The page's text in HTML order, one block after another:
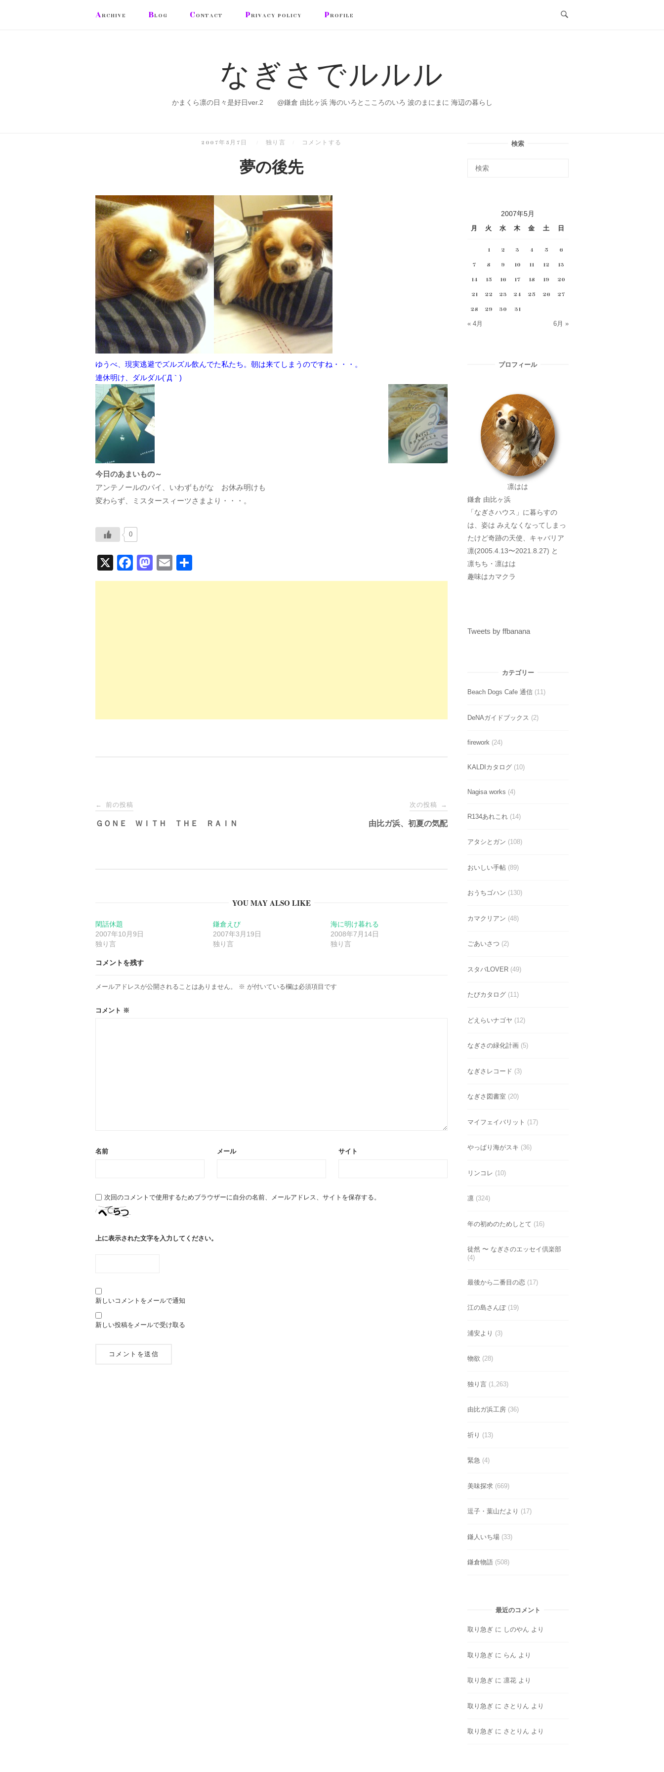
ARCHIVE BLOG CONTACT PRIVACY POLICY PROFILE
なぎさでルルル
かまくら凛の日々是好日ver.2 @鎌倉 由比ヶ浜 海のいろとこころのいろ 波のまにまに 海辺の暮らし
2007年5月7日 独り言 コメントする
夢の後先
ゆうべ、現実逃避でズルズル飲んでた私たち。朝は来てしまうのですね・・・。
連休明け、ダルダル(´Д｀)
今日のあまいもの～
アンテノールのパイ、いわずもがな お休み明けも
変わらず、ミスタースィーツさまより・・・。
0
X
F
a
M
a
E
m 有
投
稿
ー
シ
ョ
ン
← 前の投稿
ＧＯＮＥ ＷＩＴＨ ＴＨＥ ＲＡＩＮ
次の投稿 →
由比ガ浜、初夏の気配
YOU MAY ALSO LIKE
閑話休題
2007年10月9日
独り言
鎌倉えび
2007年3月19日
独り言
海に明け暮れる
2008年7月14日
独り言
コメントを残す
メールアドレスが公開されることはありません。 ※ が付いている欄は必須項目です
コメント ※
名前 メール サイト
次回のコメントで使用するためブラウザーに自分の名前、メールアドレス、サイトを保存する。
上に表示された文字を入力してください。
新しいコメントをメールで通知
新しい投稿をメールで受け取る
検索
2007年5月
月 火 水 木 金 土 日
1 2 3 4 5
6
7
8 9 10 11 12
13
14
15 16 17 18 19
20
21
22 23 24 25 26
27
28
29 30 31
« 4月 6月 »
プロフィール
凛はは
鎌倉 由比ヶ浜
「なぎさハウス」に暮らすの
は、姿は みえなくなってしまっ
たけど奇跡の天使、キャバリア
凛(2005.4.13〜2021.8.27) と
凛ちち・凛はは
趣味はカマクラ
Tweets by ffbanana
カテゴリー
Beach Dogs Cafe 通信(11)
DeNAガイドブックス (2)
firework(24)
KALDIカタログ(10)
Nagisa works (4)
R134あれこれ(14)
アタシとガン (108)
おいしい手帖(89)
おうちゴハン (130)
カマクリアン (48)
ごあいさつ (2)
スタバLOVER(49)
たびカタログ(11)
どえらいナゴヤ (12)
なぎさの緑化計画(5)
なぎさレコード (3)
なぎさ図書室 (20)
マイフェイバリット (17)
やっぱり海がスキ (36)
リンコレ (10)
凛(324)
年の初めのためしとて (16)
徒然 〜 なぎさのエッセイ倶楽部
(4)
最後から二番目の恋(17)
江の島さんぽ(19)
浦安より (3)
物欲 (28)
独り言(1,263)
由比ガ浜工房(36)
祈り (13)
緊急 (4)
美味探求(669)
逗子・葉山だより (17)
鎌人いち場(33)
鎌倉物語(508)
最近のコメント
取り急ぎに しのやん より
取り急ぎに らん より
取り急ぎに 凛花より
取り急ぎに さとりん より
取り急ぎに さとりん より